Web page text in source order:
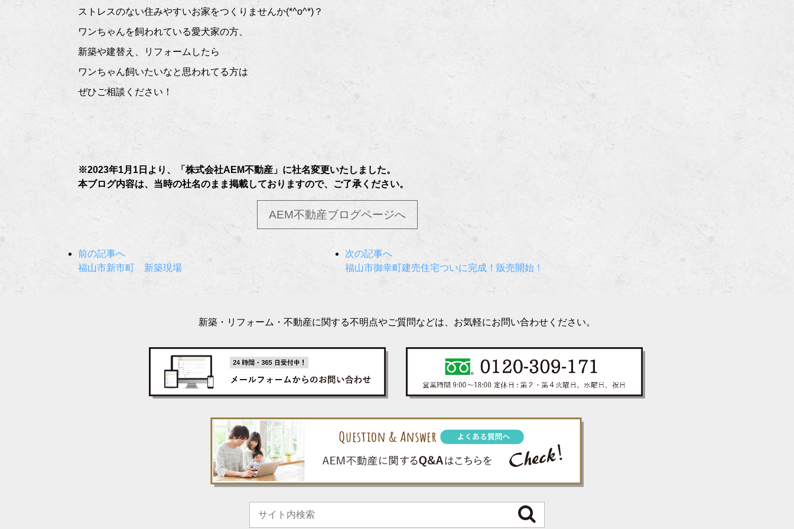
ストレスのない住みやすいお家をつくりませんか(*^o^*)？
ワンちゃんを飼われている愛犬家の方、
新築や建替え、リフォームしたら
ワンちゃん飼いたいなと思われてる方は
ぜひご相談ください！
※2023年1月1日より、「株式会社AEM不動産」に社名変更いたしました。
本ブログ内容は、当時の社名のまま掲載しておりますので、ご了承ください。
AEM不動産ブログページへ
前の記事へ
福山市新市町 新築現場
次の記事へ
福山市御幸町建売住宅ついに完成！販売開始！
新築・リフォーム・不動産に関する不明点やご質問などは、お気軽にお問い合わせください。